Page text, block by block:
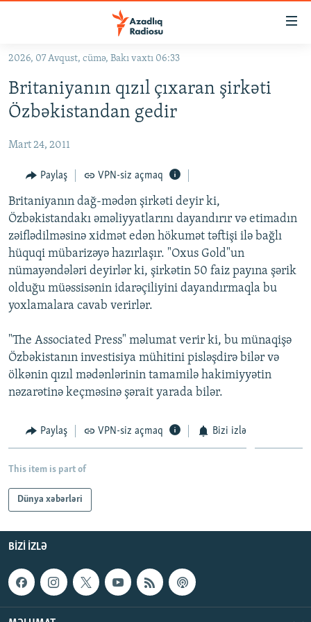
Əsas
qayıt
Əsas
qayıt
#İZAHLA
#ƏSLINDƏ
FƏRQƏ BAX
QANUNI DOĞRU
ARAŞDIRMA
MULTIMEDIA
VIDEO
FOTOQALEREYA
KARIKATURA
RADIO ARXIV
OXU ZALI
İSLAM VƏ DEMOKRATIYA
İZ - MƏDƏNIYYƏT PROQRAMI
HAQQIMIZDA
PEŞƏ ETIKASI VƏ JURNALISTIKA STANDARTLARIMIZ
MATERIALLARIMIZDAN ISTIFADƏ
AZADLIQRADIOSU MOBIL TELEFONUNUZDA
BIZIMLƏ ƏLAQƏ
XƏBƏR BÜLLETENLƏRIMIZ
BIZI IZLƏ
RFE/RL-in bütün saytları
2026, 07 Avqust, cümə, Bakı vaxtı 06:33
Britaniyanın qızıl çıxaran şirkəti
Özbəkistandan gedir
Mart 24, 2011
Paylaş VPN-siz açmaq
Britaniyanın dağ-mədən şirkəti deyir ki,
Özbəkistandakı əməliyyatlarını dayandırır və etimadın
zəiflədilməsinə xidmət edən hökumət təftişi ilə bağlı
hüquqi mübarizəyə hazırlaşır. "Oxus Gold"un
nümayəndələri deyirlər ki, şirkətin 50 faiz payına şərik
olduğu müəssisənin idarəçiliyini dayandırmaqla bu
yoxlamalara cavab verirlər.
"The Associated Press" məlumat verir ki, bu münaqişə
Özbəkistanın investisiya mühitini pisləşdirə bilər və
ölkənin qızıl mədənlərinin tamamilə hakimiyyətin
nəzarətinə keçməsinə şərait yarada bilər.
Paylaş VPN-siz açmaq Bizi izlə
This item is part of
Dünya xəbərləri
BIZI IZLƏ